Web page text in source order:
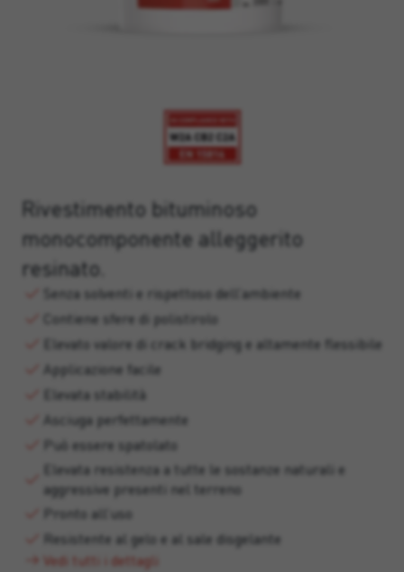
Rivestimento bituminoso
monocomponente alleggerito
resinato.
Senza solventi e rispettoso dell’ambiente
Contiene sfere di polistirolo
Elevato valore di crack bridging e altamente flessibile
Applicazione facile
Elevata stabilità
Asciuga perfettamente
Può essere spatolato
Elevata resistenza a tutte le sostanze naturali e
aggressive presenti nel terreno
Pronto all’uso
Resistente al gelo e al sale disgelante
Vedi tutti i dettagli